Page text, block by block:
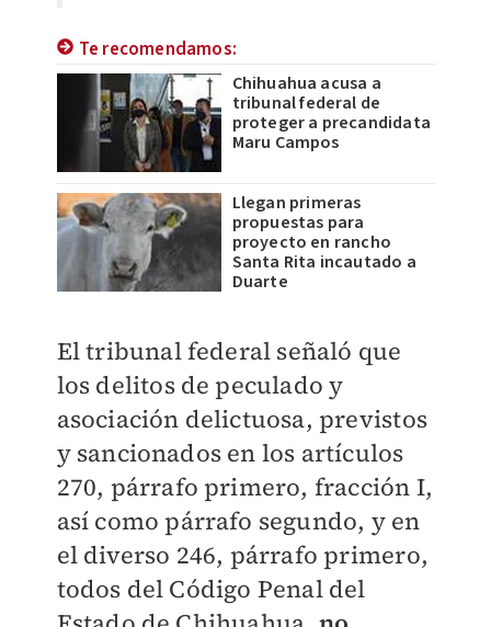
Te recomendamos:
Chihuahua acusa a
tribunal federal de
proteger a precandidata
Maru Campos
Llegan primeras
propuestas para
proyecto en rancho
Santa Rita incautado a
Duarte
El tribunal federal señaló que
los delitos de peculado y
asociación delictuosa, previstos
y sancionados en los artículos
270, párrafo primero, fracción I,
así como párrafo segundo, y en
el diverso 246, párrafo primero,
todos del Código Penal del